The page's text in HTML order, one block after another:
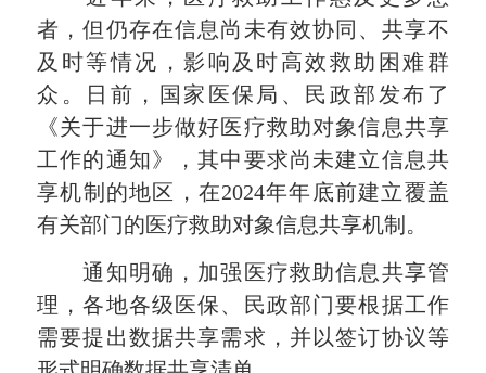
者，但仍存在信息尚未有效协同、共享不
及时等情况，影响及时高效救助困难群
众。日前，国家医保局、民政部发布了
《关于进一步做好医疗救助对象信息共享
工作的通知》，其中要求尚未建立信息共
享机制的地区，在2024年年底前建立覆盖
有关部门的医疗救助对象信息共享机制。
通知明确，加强医疗救助信息共享管
理，各地各级医保、民政部门要根据工作
需要提出数据共享需求，并以签订协议等